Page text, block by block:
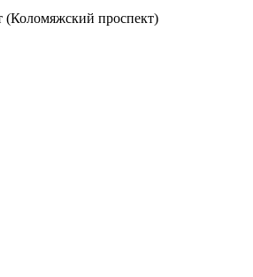
(Коломяжский проспект)